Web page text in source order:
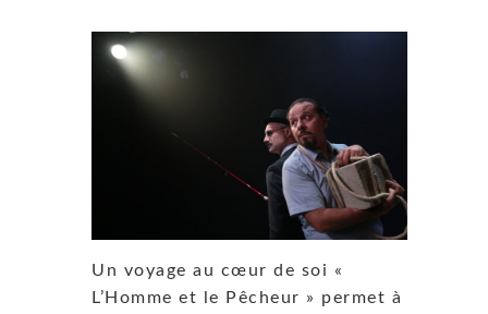
Un voyage au cœur de soi «
L’Homme et le Pêcheur » permet à